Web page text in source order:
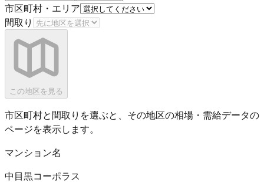
市区町村・エリア
間取り
この地区を見る
市区町村と間取りを選ぶと、その地区の相場・需給データの
ページを表示します。
マンション名
中目黒コーポラス